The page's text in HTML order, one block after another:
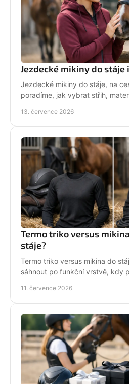
Jezdecké mikiny do stáje
Jezdecké mikiny do stáje, na
poradíme, jak vybrat střih,
13. července 2026
Termo triko versus
stáje?
Termo triko versus mikina do
sáhnout po funkční vrstvě, kdy
11. července 2026